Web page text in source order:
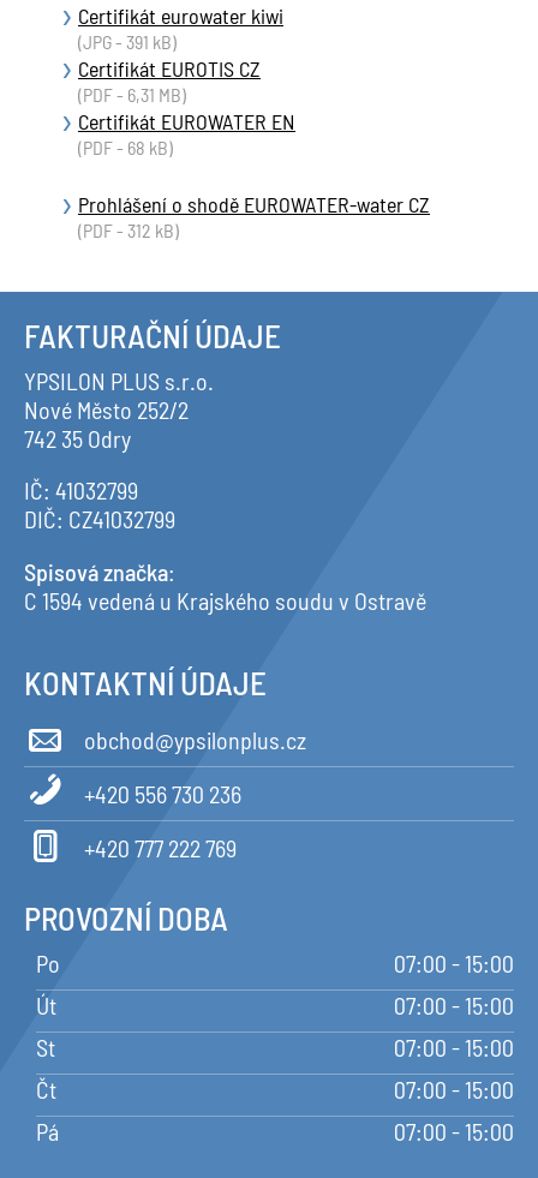
Certifikát eurowater kiwi
(JPG - 391 kB)
Certifikát EUROTIS CZ
(PDF - 6,31 MB)
Certifikát EUROWATER EN
(PDF - 68 kB)
Prohlášení o shodě EUROWATER-water CZ
(PDF - 312 kB)
FAKTURAČNÍ ÚDAJE
YPSILON PLUS s.r.o.
Nové Město 252/2
742 35 Odry
IČ: 41032799
DIČ: CZ41032799
Spisová značka:
C 1594 vedená u Krajského soudu v Ostravě
KONTAKTNÍ ÚDAJE
obchod@ypsilonplus.cz
+420 556 730 236
+420 777 222 769
PROVOZNÍ DOBA
Po
07:00 - 15:00
Út
07:00 - 15:00
St
07:00 - 15:00
Čt
07:00 - 15:00
Pá
07:00 - 15:00